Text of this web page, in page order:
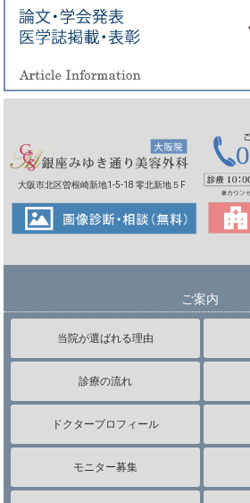
大阪市北区曽根崎新地1-5-18 零北新地５F
ご案内
当院が選ばれる理由
診療の流れ
ドクタープロフィール
モニター募集